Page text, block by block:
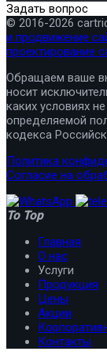
Задать вопрос
© 2016-2026
и продвижение
проектирование
Обращаем ваше
носит
каких условиях
определяемой
кодекса
Политика
Согласие на
To Top
Главная
О нас
Услуги
Продукция
Цены
Акции
Контакты